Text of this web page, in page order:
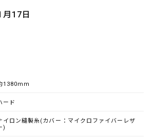
17日
1380mm
ード
イロン縫製糸(カバー：マイクロファイバーレザ
)